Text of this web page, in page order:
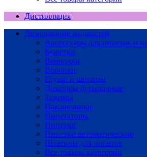
Дистилляция
Дозирование жидкостей
Аксессуары для пипеток и
Бюретки
Ванночки
Воронки
Груши и шприцы
Дозаторы бутылочные
Зажимы
Наконечники
Пипетаторы
Пипетки
Пипетки автоматические
Штативы для пипеток
Все товары категории